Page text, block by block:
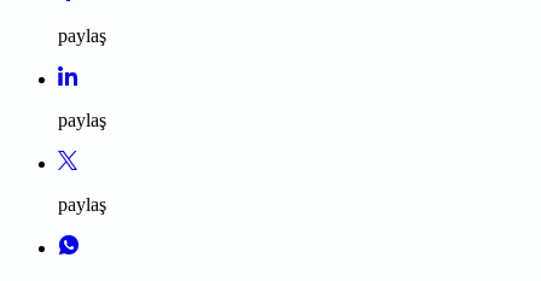
paylaş
paylaş
paylaş